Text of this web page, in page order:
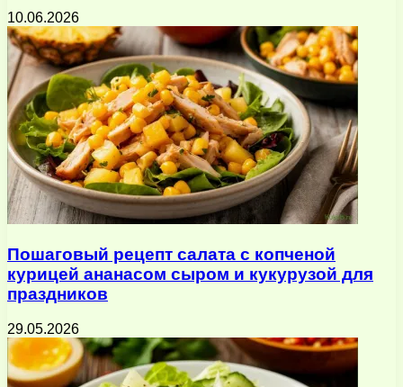
10.06.2026
Пошаговый рецепт салата с копченой
курицей ананасом сыром и кукурузой для
праздников
29.05.2026